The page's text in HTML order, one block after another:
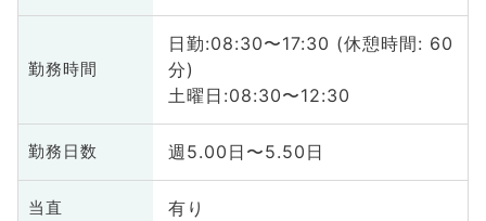
勤務時間
日勤:08:30〜17:30 (休憩時間: 60
分)
土曜日:08:30〜12:30
勤務日数 週5.00日〜5.50日
当直 有り